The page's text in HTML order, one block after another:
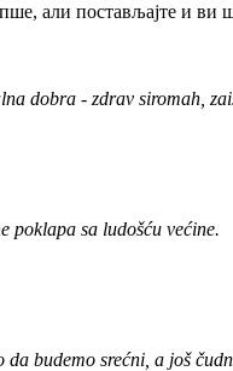
али постављајте и ви
dobra - zdrav siromah,
poklapa sa ludošću većine.
budemo srećni, a još